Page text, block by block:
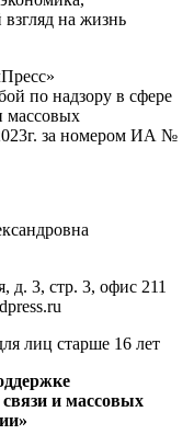
на жизнь
по надзору в сфере
массовых
за номером ИА №
д. 3, стр. 3, офис 211
лиц старше 16 лет
и массовых